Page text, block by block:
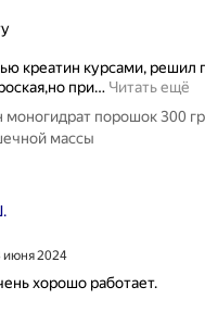
креатин курсами, решил
при… Читать ещё
порошок 300
массы
июня 2024
хорошо работает.